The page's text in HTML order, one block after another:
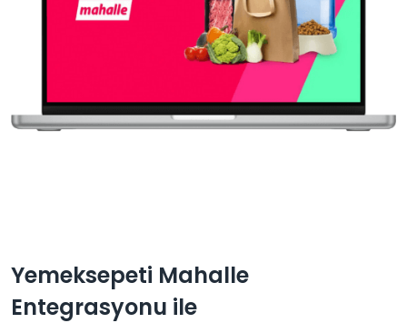
Yemeksepeti Mahalle
Entegrasyonu ile